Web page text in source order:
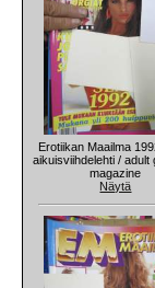
Erotiikan Maailma
aikuisviihdelehti / adult
magazine
Näytä